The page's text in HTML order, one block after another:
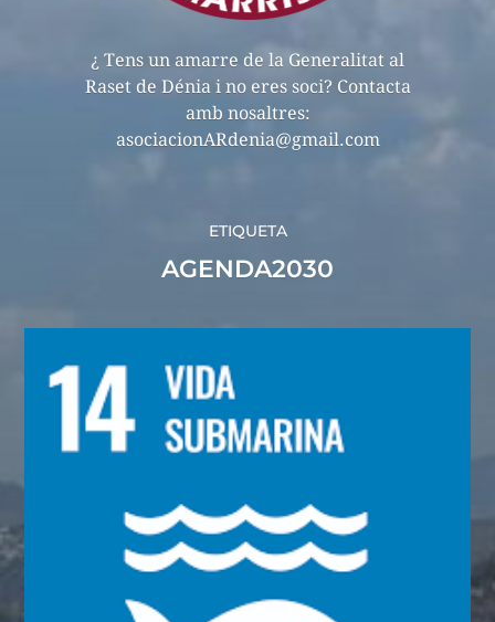
¿ Tens un amarre de la Generalitat al
Raset de Dénia i no eres soci? Contacta
amb nosaltres:
asociacionARdenia@gmail.com
ETIQUETA
AGENDA2030